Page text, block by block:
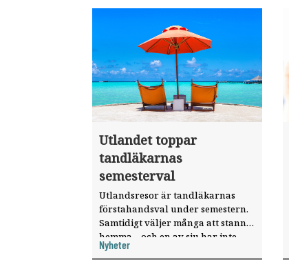
Utlandet toppar
tandläkarnas
semesterval
Utlandsresor är tandläkarnas
förstahandsval under semestern.
Samtidigt väljer många att stanna
hemma – och en av sju har inte
haft någon sommarledighet alls,
enligt "månadens fråga".
Nyheter